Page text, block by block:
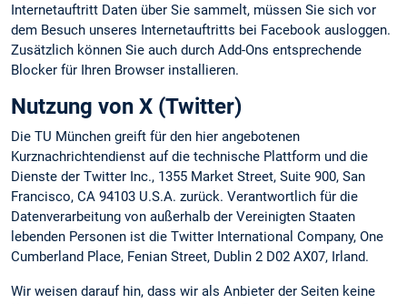
Internetauftritt Daten über Sie sammelt, müssen Sie sich vor
dem Besuch unseres Internetauftritts bei Facebook ausloggen.
Zusätzlich können Sie auch durch Add-Ons entsprechende
Blocker für Ihren Browser installieren.
Nutzung von X (Twitter)
Die TU München greift für den hier angebotenen
Kurznachrichtendienst auf die technische Plattform und die
Dienste der Twitter Inc., 1355 Market Street, Suite 900, San
Francisco, CA 94103 U.S.A. zurück. Verantwortlich für die
Datenverarbeitung von außerhalb der Vereinigten Staaten
lebenden Personen ist die Twitter International Company, One
Cumberland Place, Fenian Street, Dublin 2 D02 AX07, Irland.
Wir weisen darauf hin, dass wir als Anbieter der Seiten keine